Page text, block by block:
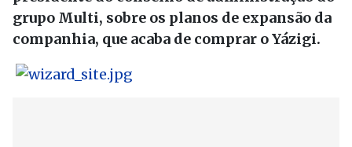
grupo Multi, sobre os planos de expansão da
companhia, que acaba de comprar o Yázigi.